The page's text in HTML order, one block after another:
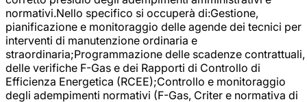
normativi.Nello specifico si occuperà di:Gestione,
pianificazione e monitoraggio delle agende dei tecnici per
interventi di manutenzione ordinaria e
straordinaria;Programmazione delle scadenze contrattuali,
delle verifiche F-Gas e dei Rapporti di Controllo di
Efficienza Energetica (RCEE);Controllo e monitoraggio
degli adempimenti normativi (F-Gas, Criter e normativa di